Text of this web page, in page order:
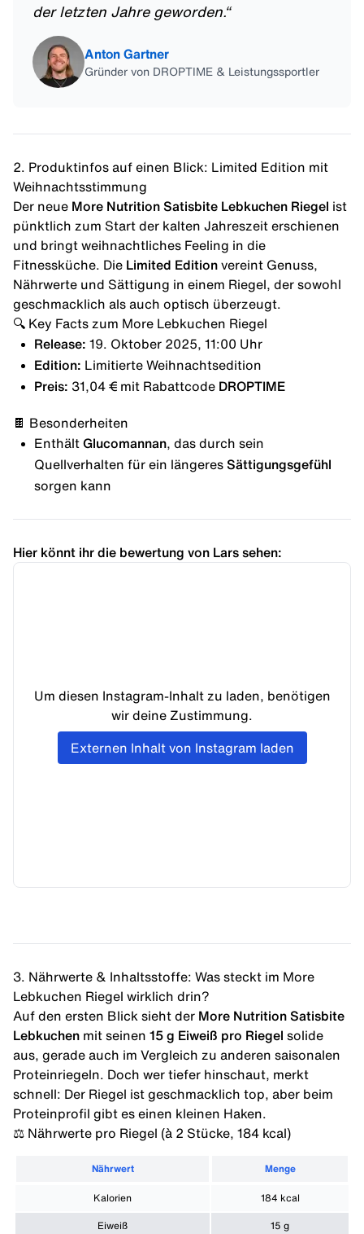
der letzten Jahre geworden. “
Anton Gartner
Gründer von DROPTIME & Leistungssportler
2. Produktinfos auf einen Blick: Limited Edition mit
Weihnachtsstimmung
Der neue More Nutrition Satisbite Lebkuchen Riegel ist
pünktlich zum Start der kalten Jahreszeit erschienen
und bringt weihnachtliches Feeling in die
Fitnessküche . Die Limited Edition vereint Genuss,
Nährwerte und Sättigung in einem Riegel, der sowohl
geschmacklich als auch optisch überzeugt.
🔍 Key Facts zum More Lebkuchen Riegel
Release: 19. Oktober 2025, 11:00 Uhr
Edition: Limitierte Weihnachtsedition
Preis: 31,04 € mit Rabattcode DROPTIME
🍫 Besonderheiten
Enthält Glucomannan, das durch sein
Quellverhalten für ein längeres Sättigungsgefühl
sorgen kann
Hier könnt ihr die bewertung von Lars sehen:
Um diesen Instagram-Inhalt zu laden, benötigen
wir deine Zustimmung.
Externen Inhalt von Instagram laden
3. Nährwerte & Inhaltsstoffe: Was steckt im More
Lebkuchen Riegel wirklich drin?
Auf den ersten Blick sieht der More Nutrition Satisbite
Lebkuchen mit seinen 15 g Eiweiß pro Riegel solide
aus, gerade auch im Vergleich zu anderen saisonalen
Proteinriegeln. Doch wer tiefer hinschaut, merkt
schnell: Der Riegel ist geschmacklich top, aber beim
Proteinprofil gibt es einen kleinen Haken.
⚖️ Nährwerte pro Riegel (à 2 Stücke, 184 kcal)
Nährwert Menge
Kalorien 184 kcal
Eiweiß 15 g